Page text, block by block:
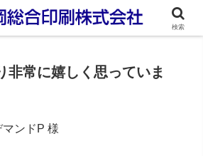
刷通販・オンデマンド印刷
非常に嬉しく思っていま
ンドP 様
検索